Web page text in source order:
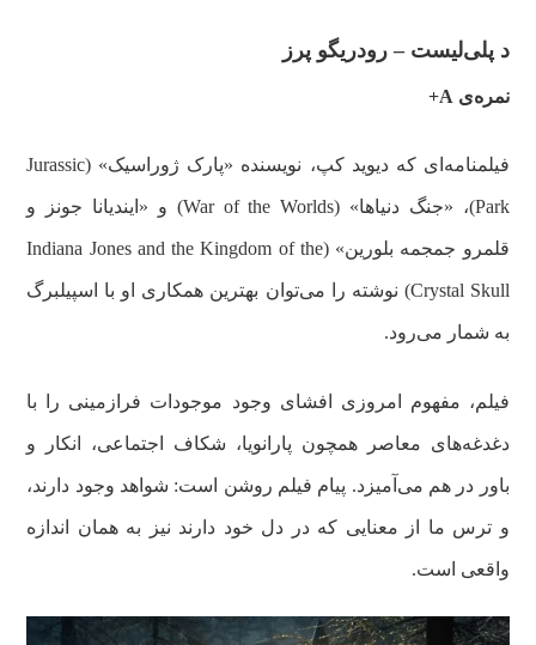
د پلی‌لیست – رودریگو پرز
نمره‌ی A+
فیلمنامه‌ای که دیوید کپ، نویسنده «پارک ژوراسیک» (Jurassic
Park)، «جنگ دنیاها» (War of the Worlds) و «ایندیانا جونز و
قلمرو جمجمه بلورین» (Indiana Jones and the Kingdom of the
Crystal Skull) نوشته را می‌توان بهترین همکاری او با اسپیلبرگ
به شمار می‌رود.
فیلم، مفهوم امروزی افشای وجود موجودات فرازمینی را با
دغدغه‌های معاصر همچون پارانویا، شکاف اجتماعی، انکار و
باور در هم می‌آمیزد. پیام فیلم روشن است: شواهد وجود دارند،
و ترس ما از معنایی که در دل خود دارند نیز به همان اندازه
واقعی است.